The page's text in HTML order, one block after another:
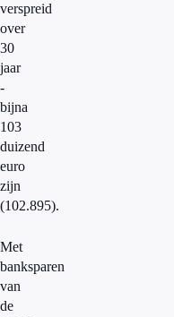
verspreid
over
30
jaar
-
bijna
103
duizend
euro
zijn
(102.895).
Met
banksparen
van
de